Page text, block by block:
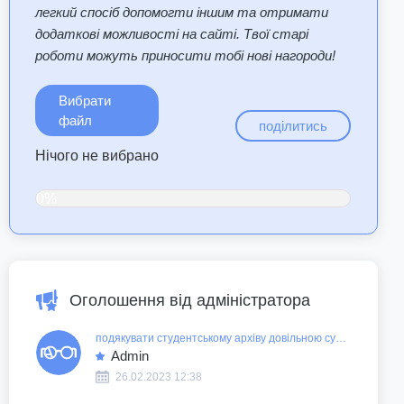
легкий спосіб допомогти іншим та отримати
додаткові можливості на сайті. Твої старі
роботи можуть приносити тобі нові нагороди!
Вибрати
файл
Нічого не вибрано
поділитись
0%
Оголошення від адміністратора
подякувати студентському архіву довільною сумою
Admin
26.02.2023 12:38